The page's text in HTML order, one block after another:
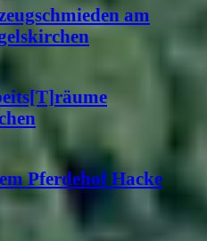
am
Pferdehof Hacke